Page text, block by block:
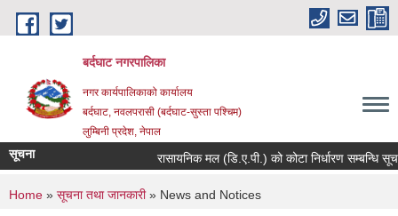
Skip to main content
बर्दघाट नगरपालिका
नगर कार्यपालिकाको कार्यालय
बर्दघाट, नवलपरासी (बर्दघाट-सुस्ता पश्चिम)
लुम्बिनी प्रदेश, नेपाल
सूचना रासायनिक मल (डि.ए.पी.) को कोटा निर्धारण सम्बन्धि
You are here
Home » सूचना तथा जानकारी» News and Notices